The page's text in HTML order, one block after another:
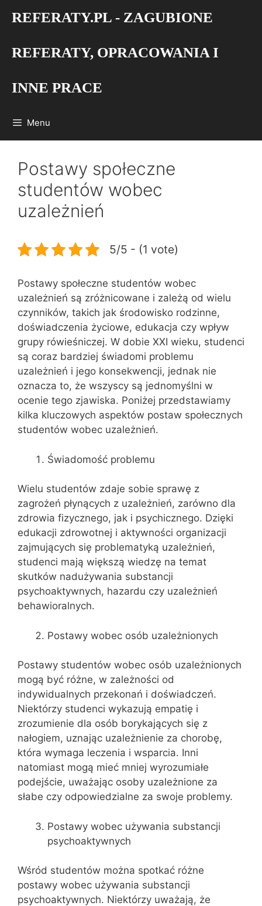
REFERATY.PL - ZAGUBIONE
REFERATY, OPRACOWANIA I
INNE PRACE
Menu
Postawy społeczne
studentów wobec
uzależnień
5/5 - (1 vote)
Postawy społeczne studentów wobec
uzależnień są zróżnicowane i zależą od wielu
czynników, takich jak środowisko rodzinne,
doświadczenia życiowe, edukacja czy wpływ
grupy rówieśniczej. W dobie XXI wieku, studenci
są coraz bardziej świadomi problemu
uzależnień i jego konsekwencji, jednak nie
oznacza to, że wszyscy są jednomyślni w
ocenie tego zjawiska. Poniżej przedstawiamy
kilka kluczowych aspektów postaw społecznych
studentów wobec uzależnień.
Świadomość problemu
Wielu studentów zdaje sobie sprawę z
zagrożeń płynących z uzależnień, zarówno dla
zdrowia fizycznego, jak i psychicznego. Dzięki
edukacji zdrowotnej i aktywności organizacji
zajmujących się problematyką uzależnień,
studenci mają większą wiedzę na temat
skutków nadużywania substancji
psychoaktywnych, hazardu czy uzależnień
behawioralnych.
Postawy wobec osób uzależnionych
Postawy studentów wobec osób uzależnionych
mogą być różne, w zależności od
indywidualnych przekonań i doświadczeń.
Niektórzy studenci wykazują empatię i
zrozumienie dla osób borykających się z
nałogiem, uznając uzależnienie za chorobę,
która wymaga leczenia i wsparcia. Inni
natomiast mogą mieć mniej wyrozumiałe
podejście, uważając osoby uzależnione za
słabe czy odpowiedzialne za swoje problemy.
Postawy wobec używania substancji
psychoaktywnych
Wśród studentów można spotkać różne
postawy wobec używania substancji
psychoaktywnych. Niektórzy uważają, że